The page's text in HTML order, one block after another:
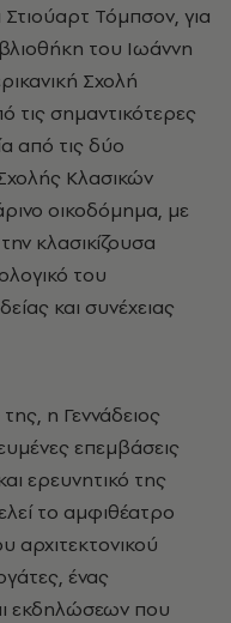
Τόμπσον, για
του Ιωάννη
Σχολή
τις σημαντικότερες
από τις δύο
Κλασικών
οικοδόμημα, με
κλασικίζουσα
του
και συνέχειας
η Γεννάδειος
επεμβάσεις
ερευνητικό της
το αμφιθέατρο
αρχιτεκτονικού
ένας
εκδηλώσεων που